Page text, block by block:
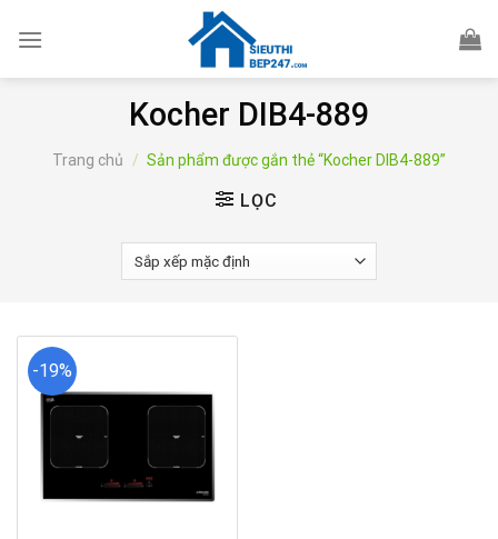
Kocher DIB4-889
Trang chủ / Sản phẩm được gắn thẻ “Kocher DIB4-889”
LỌC
-19%